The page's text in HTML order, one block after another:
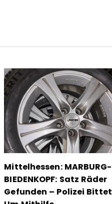
Mittelhessen: MARBURG-
BIEDENKOPF: Satz Räder
Gefunden – Polizei Bittet